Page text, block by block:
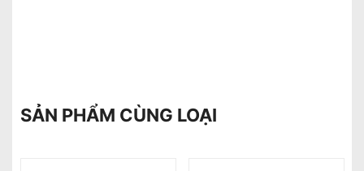
SẢN PHẨM CÙNG LOẠI